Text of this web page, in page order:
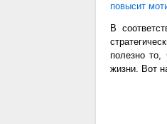
повысит
В
полезно
жизни. Вот